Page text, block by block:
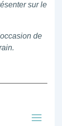
sur le
de